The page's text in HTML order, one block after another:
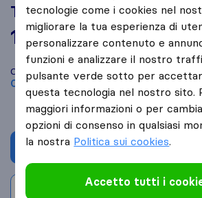
Trasmel Traslochi
10,0 basato su3
recensioni di Sirelo e
Confronta Trasmel Traslochi con altre
Calabria
Chiedi preventivo
tecnologie come i cookies nel
migliorare la tua esperienza di
personalizzare contenuto e
funzioni e analizzare il nostro
pulsante verde sotto per
questa tecnologia nel nostro sito.
maggiori informazioni o per
opzioni di consenso in qualsiasi
la nostra Politica sui cookies.
Accetto tutti i